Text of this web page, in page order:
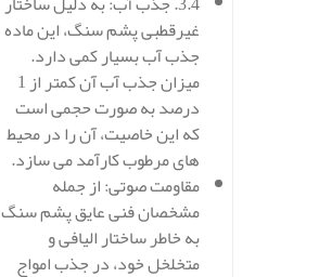
غیرقطبی پشم سنگ، این ماده
جذب آب بسیار کمی دارد.
میزان جذب آب آن کمتر از 1
درصد به صورت حجمی است
که این خاصیت، آن را در محیط‌
های مرطوب کارآمد می‌ سازد.
مقاومت صوتی: از جمله
مشخصان فنی عایق پشم سنگ
به خاطر ساختار الیافی و
متخلخل خود، در جذب امواج